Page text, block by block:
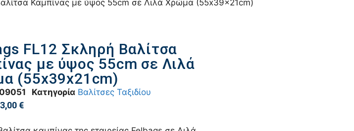
Καμπίνας με ύψος 55cm σε Λιλά Χρώμα (55x39x21cm)
FL12 Σκληρή Βαλίτσα
με ύψος 55cm σε Λιλά
(55x39x21cm)
Κατηγορία Βαλίτσες Ταξιδίου
€